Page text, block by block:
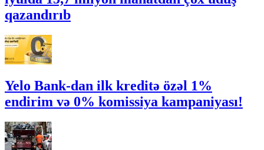
qazandırıb
Yelo Bank-dan ilk kreditə özəl 1%
endirim və 0% komissiya kampaniyası!